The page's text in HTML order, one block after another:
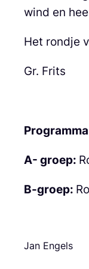
wind en
Het rondje
Gr. Frits
A- groep:
B-groep:
Jan Engels